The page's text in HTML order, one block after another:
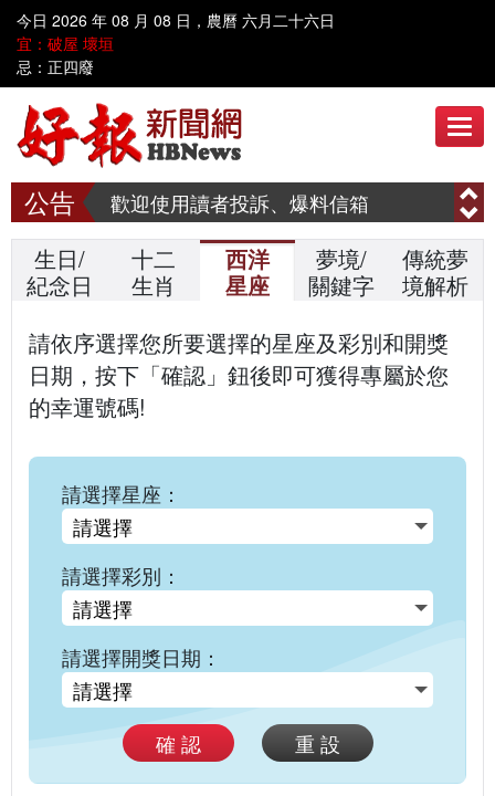
今日 2026 年 08 月 08 日，農曆 六月二十六日
宜：破屋 壞垣
忌：正四廢
歡迎使用讀者投訴、爆料信箱
呼叫善心人士~~ 漢明慈善會需要您共同關懷弱勢家庭、送愛到偏鄉
歡迎使用讀者投訴、爆料信箱
呼叫善心人士~~ 漢明慈善會需要您共同關懷弱勢家庭、送愛到偏鄉
生日/
紀念日
十二
生肖
西洋
星座
夢境/
關鍵字
傳統夢
境解析
請依序選擇您所要選擇的星座及彩別和開獎
日期，按下「確認」鈕後即可獲得專屬於您
的幸運號碼!
請選擇星座：
請選擇彩別：
請選擇開獎日期：
確 認 重 設